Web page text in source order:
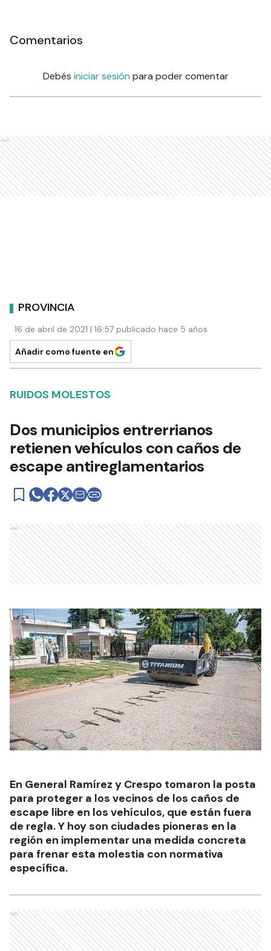
Comentarios
Debés iniciar sesión para poder comentar
Ads
PROVINCIA
16 de abril de 2021 | 16:57 publicado hace 5 años
Añadir como fuente en
RUIDOS MOLESTOS
Dos municipios entrerrianos
retienen vehículos con caños de
escape antireglamentarios
Ads
En General Ramírez y Crespo tomaron la posta
para proteger a los vecinos de los caños de
escape libre en los vehículos, que están fuera
de regla. Y hoy son ciudades pioneras en la
región en implementar una medida concreta
para frenar esta molestia con normativa
específica.
Ads